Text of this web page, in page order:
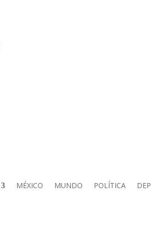
MÉXICO MUNDO POLÍTICA